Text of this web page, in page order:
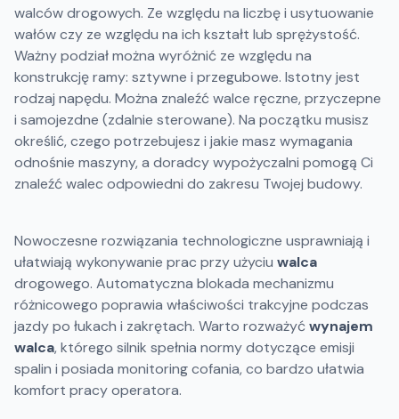
walców drogowych. Ze względu na liczbę i usytuowanie
wałów czy ze względu na ich kształt lub sprężystość.
Ważny podział można wyróżnić ze względu na
konstrukcję ramy: sztywne i przegubowe. Istotny jest
rodzaj napędu. Można znaleźć walce ręczne, przyczepne
i samojezdne (zdalnie sterowane). Na początku musisz
określić, czego potrzebujesz i jakie masz wymagania
odnośnie maszyny, a doradcy wypożyczalni pomogą Ci
znaleźć walec odpowiedni do zakresu Twojej budowy.
Nowoczesne rozwiązania technologiczne usprawniają i
ułatwiają wykonywanie prac przy użyciu walca
drogowego. Automatyczna blokada mechanizmu
różnicowego poprawia właściwości trakcyjne podczas
jazdy po łukach i zakrętach. Warto rozważyć wynajem
walca, którego silnik spełnia normy dotyczące emisji
spalin i posiada monitoring cofania, co bardzo ułatwia
komfort pracy operatora.